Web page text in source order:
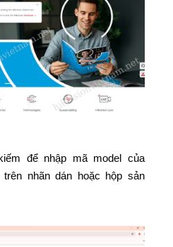
để nhập mã model của
nhãn dán hoặc hộp sản